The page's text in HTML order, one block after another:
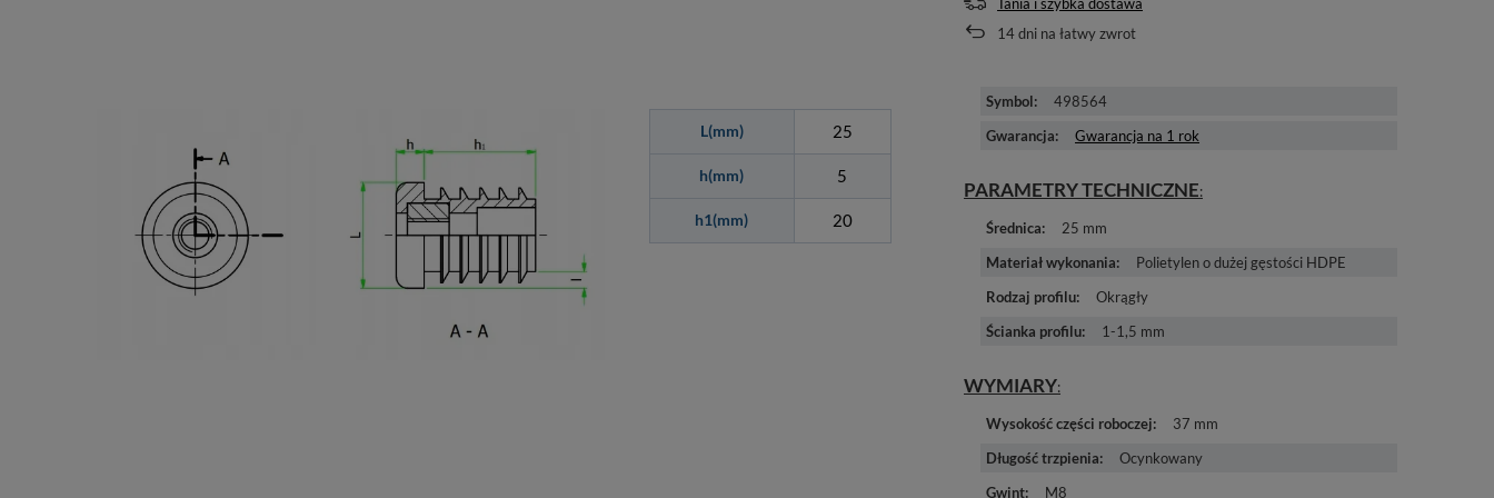
14dni na łatwy zwrot
L(mm) 25
h(mm) 5
h1(mm) 20
Symbol
498564
Gwarancja
Gwarancja na 1 rok
PARAMETRY TECHNICZNE
Średnica
25 mm
Materiał wykonania
Polietylen o dużej gęstości HDPE
Rodzaj profilu
Okrągły
Ścianka profilu
1-1,5 mm
WYMIARY
Wysokość części roboczej
37 mm
Długość trzpienia
Ocynkowany
Gwint
M8